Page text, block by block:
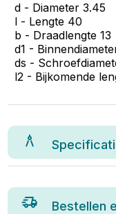
d - Diameter 3.45
l - Lengte 40
b - Draadlengte 13
d1 -
ds -
l2 - Bijkomende
Bestellen